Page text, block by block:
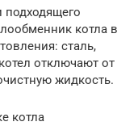
котла в
сталь,
отключают от
жидкость.
котла